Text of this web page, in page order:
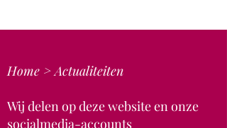
Home >Actualiteiten
Wij delen op deze website en onze
socialmedia-accounts